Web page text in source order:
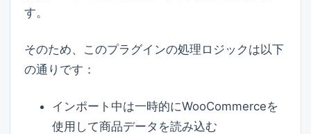
す。
そのため、このプラグインの処理ロジックは以下
の通りです：
インポート中は一時的にWooCommerceを
使用して商品データを読み込む